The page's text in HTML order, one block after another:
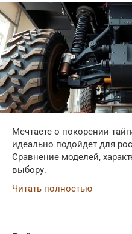
Мечтаете о покорении
идеально подойдет для
Сравнение моделей,
выбору.
Читать полностью